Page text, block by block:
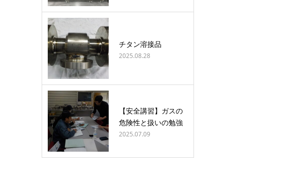
チタン溶接品
2025.08.28
【安全講習】ガスの
危険性と扱いの勉強
2025.07.09